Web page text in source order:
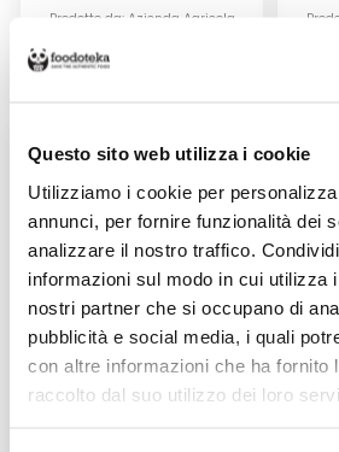
Questo sito web utilizza i cookie
Utilizziamo i cookie per
annunci, per fornire funzionalità dei
analizzare il nostro traffico.
informazioni sul modo in cui utilizza
nostri partner che si occupano di
pubblicità e social media, i quali
con altre informazioni che ha fornito
raccolto dal suo utilizzo dei loro
Prodotto da: Azienda Agricola
5,00 €
FAVE DI CARPINO FRITTE
AZIENDA AGRICOLA